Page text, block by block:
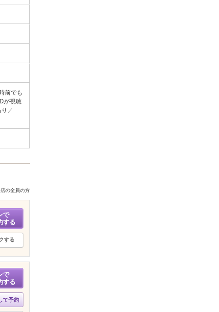
前でも
が視聴
／
の全員の方
で
する
する
で
する
て予約